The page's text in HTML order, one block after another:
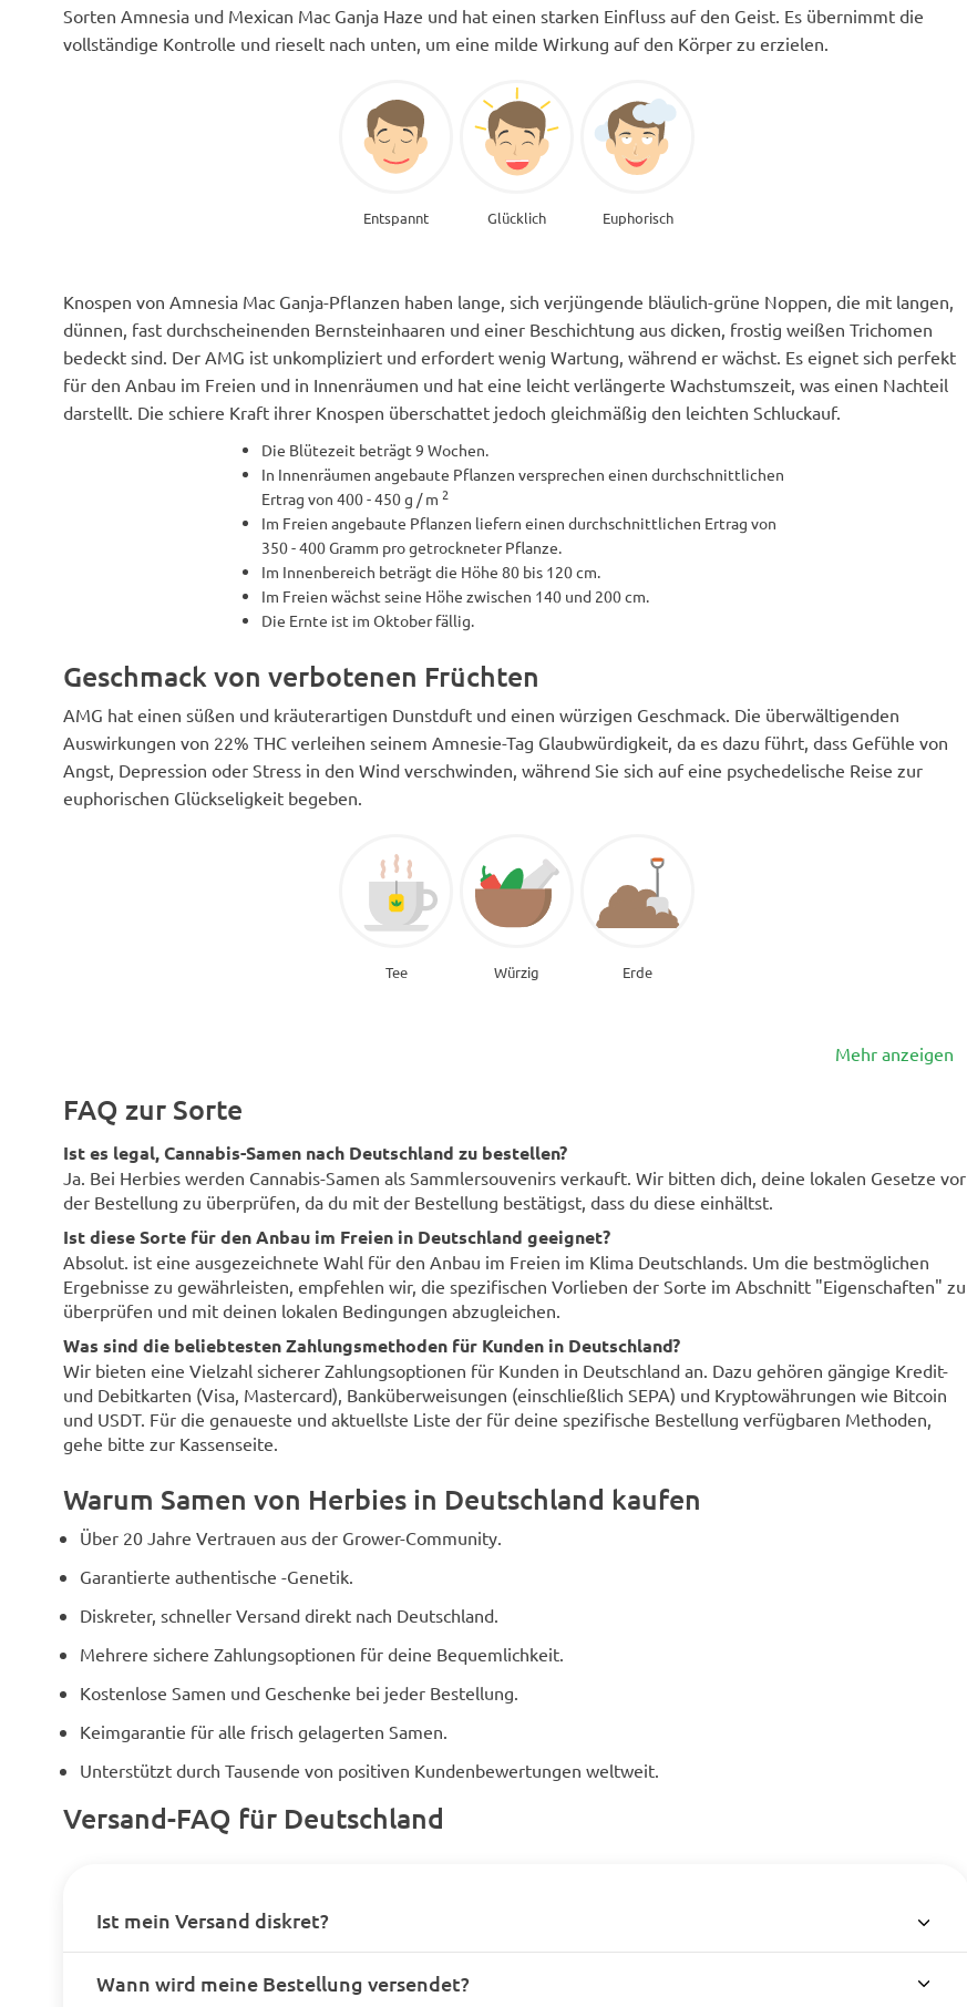
Sorten Amnesia und Mexican Mac Ganja Haze und hat einen starken Einfluss auf den Geist. Es übernimmt die
vollständige Kontrolle und rieselt nach unten, um eine milde Wirkung auf den Körper zu erzielen.
Entspannt Glücklich Euphorisch
Knospen von Amnesia Mac Ganja-Pflanzen haben lange, sich verjüngende bläulich-grüne Noppen, die mit langen,
dünnen, fast durchscheinenden Bernsteinhaaren und einer Beschichtung aus dicken, frostig weißen Trichomen
bedeckt sind. Der AMG ist unkompliziert und erfordert wenig Wartung, während er wächst. Es eignet sich perfekt
für den Anbau im Freien und in Innenräumen und hat eine leicht verlängerte Wachstumszeit, was einen Nachteil
darstellt. Die schiere Kraft ihrer Knospen überschattet jedoch gleichmäßig den leichten Schluckauf.
Die Blütezeit beträgt 9 Wochen.
In Innenräumen angebaute Pflanzen versprechen einen durchschnittlichen
Ertrag von 400 - 450 g / m 2
Im Freien angebaute Pflanzen liefern einen durchschnittlichen Ertrag von
350 - 400 Gramm pro getrockneter Pflanze.
Im Innenbereich beträgt die Höhe 80 bis 120 cm.
Im Freien wächst seine Höhe zwischen 140 und 200 cm.
Die Ernte ist im Oktober fällig.
Geschmack von verbotenen Früchten
AMG hat einen süßen und kräuterartigen Dunstduft und einen würzigen Geschmack. Die überwältigenden
Auswirkungen von 22% THC verleihen seinem Amnesie-Tag Glaubwürdigkeit, da es dazu führt, dass Gefühle von
Angst, Depression oder Stress in den Wind verschwinden, während Sie sich auf eine psychedelische Reise zur
euphorischen Glückseligkeit begeben.
Tee Würzig Erde
Mehr anzeigen
FAQ zur Sorte
Ist es legal, Cannabis-Samen nach Deutschland zu bestellen?
Ja. Bei Herbies werden Cannabis-Samen als Sammlersouvenirs verkauft. Wir bitten dich, deine lokalen Gesetze vor
der Bestellung zu überprüfen, da du mit der Bestellung bestätigst, dass du diese einhältst.
Ist diese Sorte für den Anbau im Freien in Deutschland geeignet?
Absolut. ist eine ausgezeichnete Wahl für den Anbau im Freien im Klima Deutschlands. Um die bestmöglichen
Ergebnisse zu gewährleisten, empfehlen wir, die spezifischen Vorlieben der Sorte im Abschnitt "Eigenschaften" zu
überprüfen und mit deinen lokalen Bedingungen abzugleichen.
Was sind die beliebtesten Zahlungsmethoden für Kunden in Deutschland?
Wir bieten eine Vielzahl sicherer Zahlungsoptionen für Kunden in Deutschland an. Dazu gehören gängige Kredit-
und Debitkarten (Visa, Mastercard), Banküberweisungen (einschließlich SEPA) und Kryptowährungen wie Bitcoin
und USDT. Für die genaueste und aktuellste Liste der für deine spezifische Bestellung verfügbaren Methoden,
gehe bitte zur Kassenseite.
Warum Samen von Herbies in Deutschland kaufen
Über 20 Jahre Vertrauen aus der Grower-Community.
Garantierte authentische -Genetik.
Diskreter, schneller Versand direkt nach Deutschland.
Mehrere sichere Zahlungsoptionen für deine Bequemlichkeit.
Kostenlose Samen und Geschenke bei jeder Bestellung.
Keimgarantie für alle frisch gelagerten Samen.
Unterstützt durch Tausende von positiven Kundenbewertungen weltweit.
Versand-FAQ für Deutschland
Ist mein Versand diskret?
Wann wird meine Bestellung versendet?